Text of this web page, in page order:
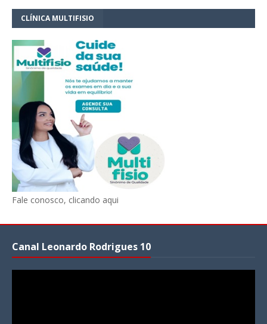
CLÍNICA MULTIFISIO
Fale conosco, clicando aqui
Canal Leonardo Rodrigues 10